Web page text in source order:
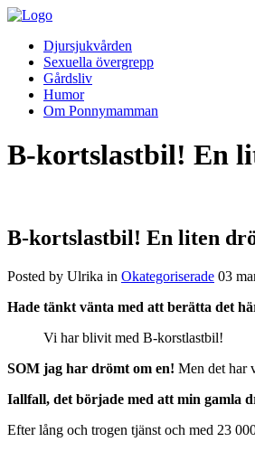
Djursjukvården
Sexuella övergrepp
Gårdsliv
Humor
Om Ponnymamman
B-kortslastbil! En
B-kortslastbil! En liten
Posted by Ulrika in Okategoriserade 03
Hade tänkt vänta med att berätta det
Vi har blivit med B-korstlastbil!
SOM jag har drömt om en! Men det har
Iallfall, det började med att min gamla
Efter lång och trogen tjänst och med 23